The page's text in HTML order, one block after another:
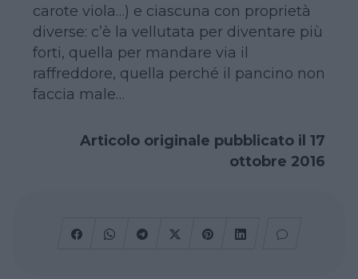
carote viola…) e ciascuna con proprietà
diverse: c’è la vellutata per diventare più
forti, quella per mandare via il
raffreddore, quella perché il pancino non
faccia male…
Articolo originale pubblicato il 17
ottobre 2016